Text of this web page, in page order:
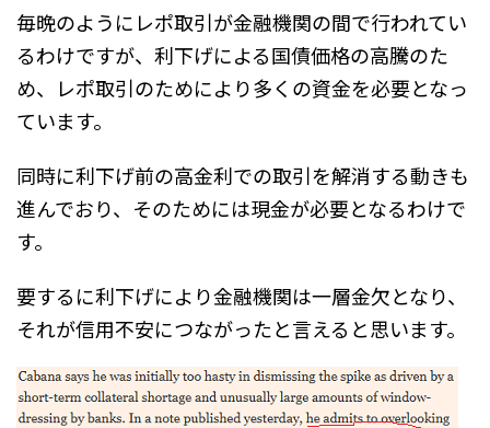
毎晩のようにレポ取引が金融機関の間で行われてい
るわけですが、利下げによる国債価格の高騰のた
め、レポ取引のためにより多くの資金を必要となっ
ています。
同時に利下げ前の高金利での取引を解消する動きも
進んでおり、そのためには現金が必要となるわけで
す。
要するに利下げにより金融機関は一層金欠となり、
それが信用不安につながったと言えると思います。